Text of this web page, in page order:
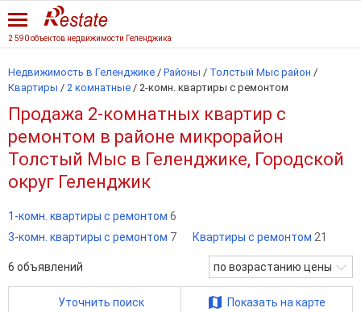
2 590 объектов недвижимости Геленджика
Недвижимость в Геленджике / Районы / Толстый Мыс район /
Квартиры / 2 комнатные / 2-комн. квартиры с ремонтом
Продажа 2-комнатных квартир с
ремонтом в районе микрорайон
Толстый Мыс в Геленджике, Городской
округ Геленджик
1-комн. квартиры с ремонтом 6
3-комн. квартиры с ремонтом 7 Квартиры с ремонтом 21
6 объявлений по возрастанию цены
Уточнить поиск Показать на карте